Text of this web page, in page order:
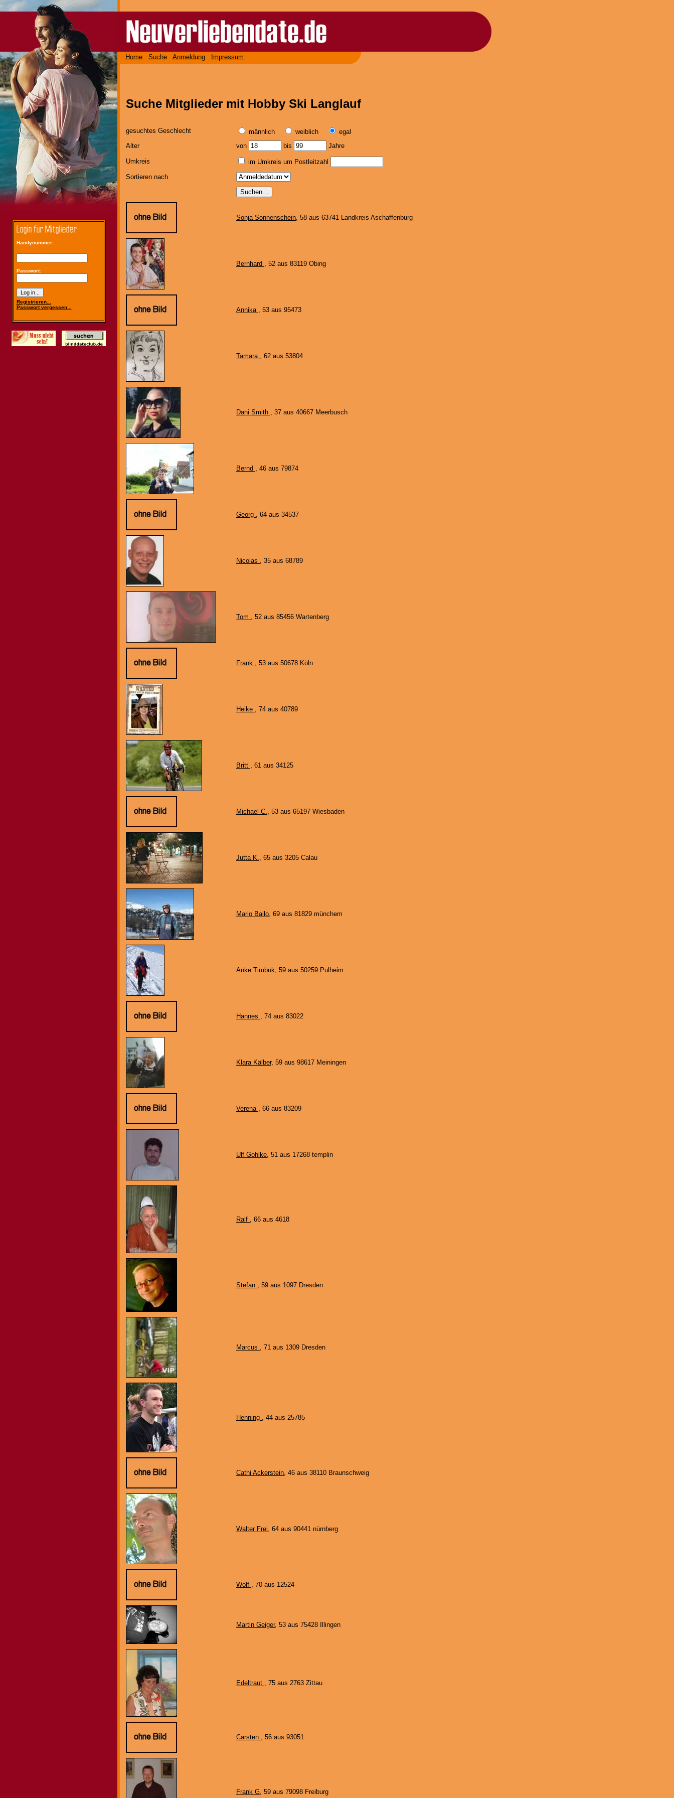
Handynummer:
Passwort:
Registrieren...
Passwort vergessen...
Home Suche Anmeldung Impressum
Suche Mitglieder mit Hobby Ski Langlauf
gesuchtes Geschlecht männlich weiblich
egal
Alter
von bis Jahre
Umkreis
im Umkreis um Postleitzahl
Sortieren nach
Sonja Sonnenschein, 58 aus 63741 Landkreis Aschaffenburg
Bernhard , 52 aus 83119 Obing
Annika , 53 aus 95473
Tamara , 62 aus 53804
Dani Smith , 37 aus 40667 Meerbusch
Bernd , 46 aus 79874
Georg , 64 aus 34537
Nicolas , 35 aus 68789
Tom , 52 aus 85456 Wartenberg
Frank , 53 aus 50678 Köln
Heike , 74 aus 40789
Britt , 61 aus 34125
Michael C., 53 aus 65197 Wiesbaden
Jutta K., 65 aus 3205 Calau
Mario Bailo, 69 aus 81829 münchem
Anke Timbuk, 59 aus 50259 Pulheim
Hannes , 74 aus 83022
Klara Kälber, 59 aus 98617 Meiningen
Verena , 66 aus 83209
Ulf Gohlke, 51 aus 17268 templin
Ralf , 66 aus 4618
Stefan , 59 aus 1097 Dresden
Marcus , 71 aus 1309 Dresden
Henning , 44 aus 25785
Cathi Ackerstein, 46 aus 38110 Braunschweig
Walter Frei, 64 aus 90441 nürnberg
Wolf , 70 aus 12524
Martin Geiger, 53 aus 75428 Illingen
Edeltraut , 75 aus 2763 Zittau
Carsten , 56 aus 93051
Frank G, 59 aus 79098 Freiburg